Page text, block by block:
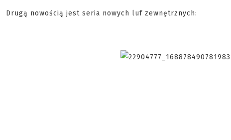
Drugą nowością jest seria nowych luf zewnętrznych: